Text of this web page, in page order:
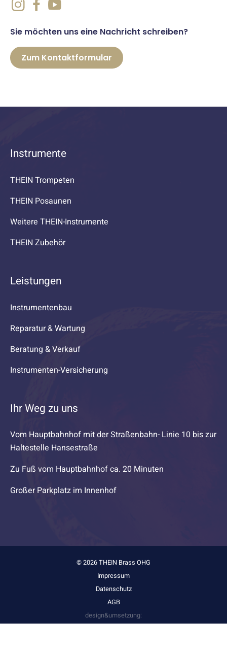
Sie möchten uns eine Nachricht schreiben?
Zum Kontaktformular
Instrumente
THEIN Trompeten
THEIN Posaunen
Weitere THEIN-Instrumente
THEIN Zubehör
Leistungen
Instrumentenbau
Reparatur & Wartung
Beratung & Verkauf
Instrumenten-Versicherung
Ihr Weg zu uns
Vom Hauptbahnhof mit der Straßenbahn- Linie 10 bis zur
Haltestelle Hansestraße
Zu Fuß vom Hauptbahnhof ca. 20 Minuten
Großer Parkplatz im Innenhof
© 2026 THEIN Brass OHG
Impressum
Datenschutz
AGB
design&umsetzung: